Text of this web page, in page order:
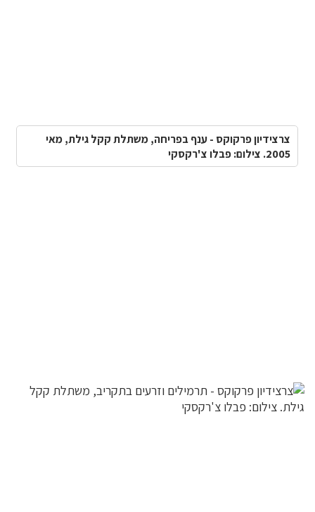
צרצידיון פרקוקס - ענף בפריחה, משתלת קקל גילת, מאי
2005. צילום: פבלו צ'רקסקי